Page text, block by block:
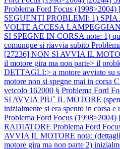
Problema Ford Focus
SEGUENTI PROBLEMI: 1) SPIA
VOLTE ACCESA
SI SPEGNE IN CORSA note: 1)
comunque si riavvia subito
[27236] NON SI AVVIA IL
il motore gira ma non parte> il
DETTAGLI:> a motore avviato su
motore non si spegne mai in corsa
veicolo 162000 § Problema Ford
SI AVVIA PIU` IL MOTORE
inizialmente si era spento in corsa
Problema Ford Focus
RADIATORE Problema Ford
AVVIA IL MOTORE nota:
motore gira ma non parte 2)